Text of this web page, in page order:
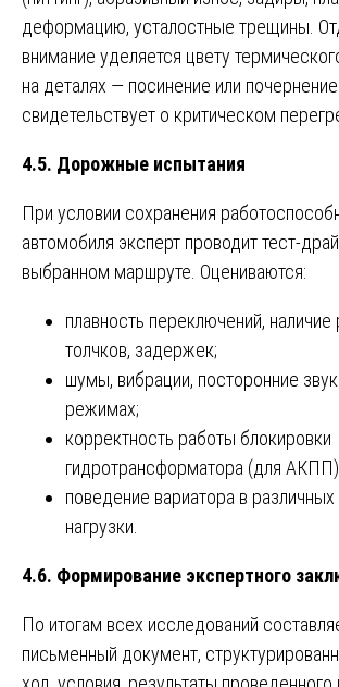
деформацию, усталостные трещины.
внимание уделяется цвету
на деталях — посинение или
свидетельствует о критическом
4.5. Дорожные испытания
При условии сохранения
автомобиля эксперт проводит тест-
выбранном маршруте. Оцениваются:
плавность переключений, наличие
толчков, задержек;
шумы, вибрации, посторонние
режимах;
корректность работы блокировки
гидротрансформатора (для
поведение вариатора в
нагрузки.
4.6. Формирование экспертного
По итогам всех исследований
письменный документ,